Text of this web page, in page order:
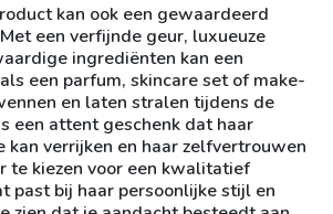
kan ook een gewaardeerd
een verfijnde geur, luxueuze
ingrediënten kan een
een parfum, skincare set of make-
en laten stralen tijdens de
een attent geschenk dat haar
kan verrijken en haar zelfvertrouwen
te kiezen voor een kwalitatief
past bij haar persoonlijke stijl en